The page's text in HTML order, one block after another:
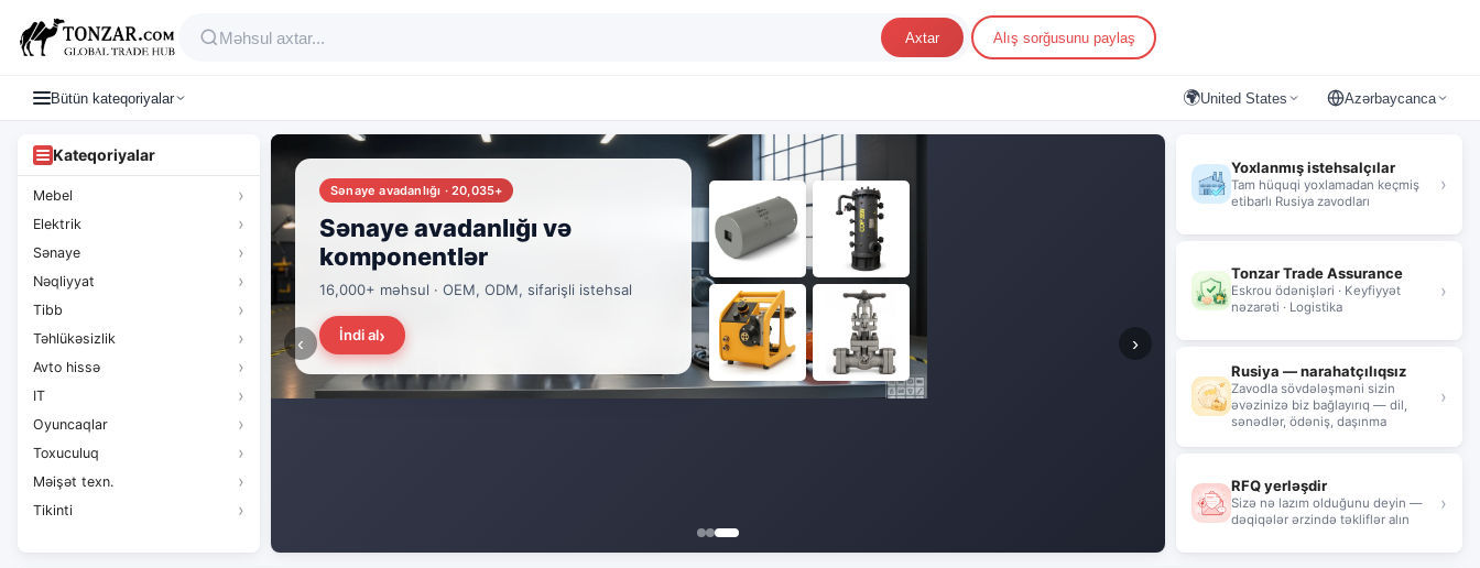
Axtar Alış sorğusunu paylaş
Bütün kateqoriyalar 🌍United States Azərbaycanca
Tonzar
B2B
Rusiya
istehsalçıları,
təchizatçılar
və
topdansatış
Kateqoriyalar
Mebel
Elektrik
Sənaye
Nəqliyyat
Tibb
Təhlükəsizlik
Avto hissə
IT
Oyuncaqlar
Toxuculuq
Məişət texn.
Tikinti
Sənaye avadanlığı · 20,035+
Sənaye avadanlığı və
komponentlər
16,000+ məhsul · OEM, ODM, sifarişli istehsal
İndi al
‹ ›
Yoxlanmış istehsalçılar
Tam hüquqi yoxlamadan keçmiş
etibarlı Rusiya zavodları
›
Tonzar Trade Assurance
Eskrou ödənişləri · Keyfiyyət
nəzarəti · Logistika
›
Rusiya — narahatçılıqsız
Zavodla sövdələşməni sizin
əvəzinizə biz bağlayırıq — dil,
sənədlər, ödəniş, daşınma
›
RFQ yerləşdir
Sizə nə lazım olduğunu deyin —
dəqiqələr ərzində təkliflər alın
›